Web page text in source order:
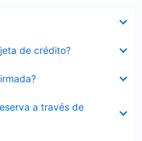
de crédito?
a través de